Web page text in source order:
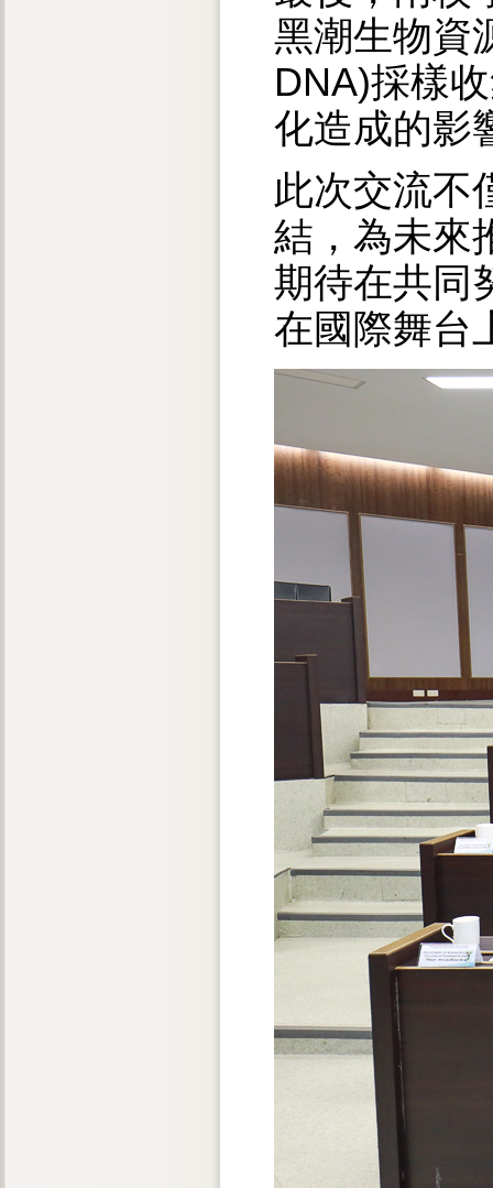
黑潮生物資
DNA)採樣
化造成的影
此次交流不
結，為未來
期待在共同
在國際舞台